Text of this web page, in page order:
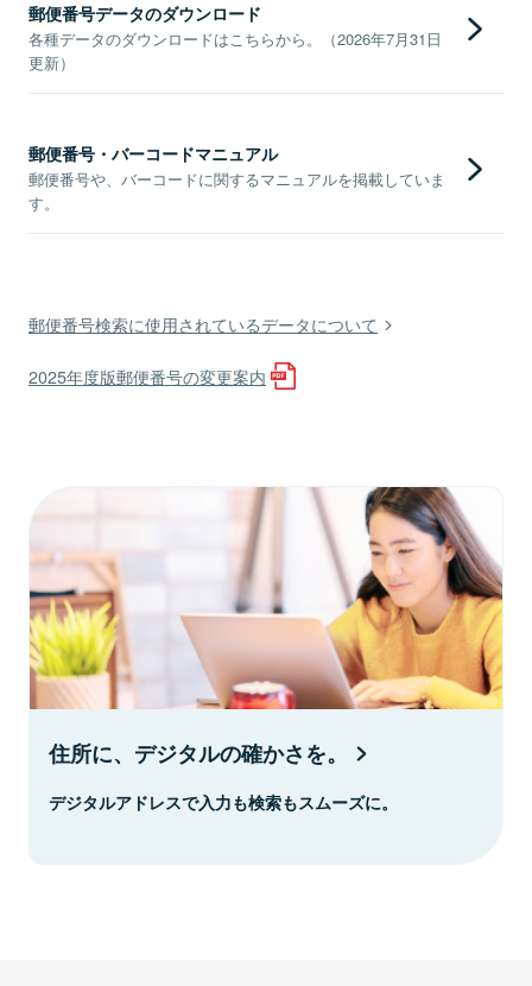
郵便番号データのダウンロード
各種データのダウンロードはこちらから。（2026年7月31日
更新）
郵便番号・バーコードマニュアル
郵便番号や、バーコードに関するマニュアルを掲載していま
す。
郵便番号検索に使用されているデータについて
2025年度版郵便番号の変更案内
住所に、デジタルの確かさを。
デジタルアドレスで入力も検索もスムーズに。